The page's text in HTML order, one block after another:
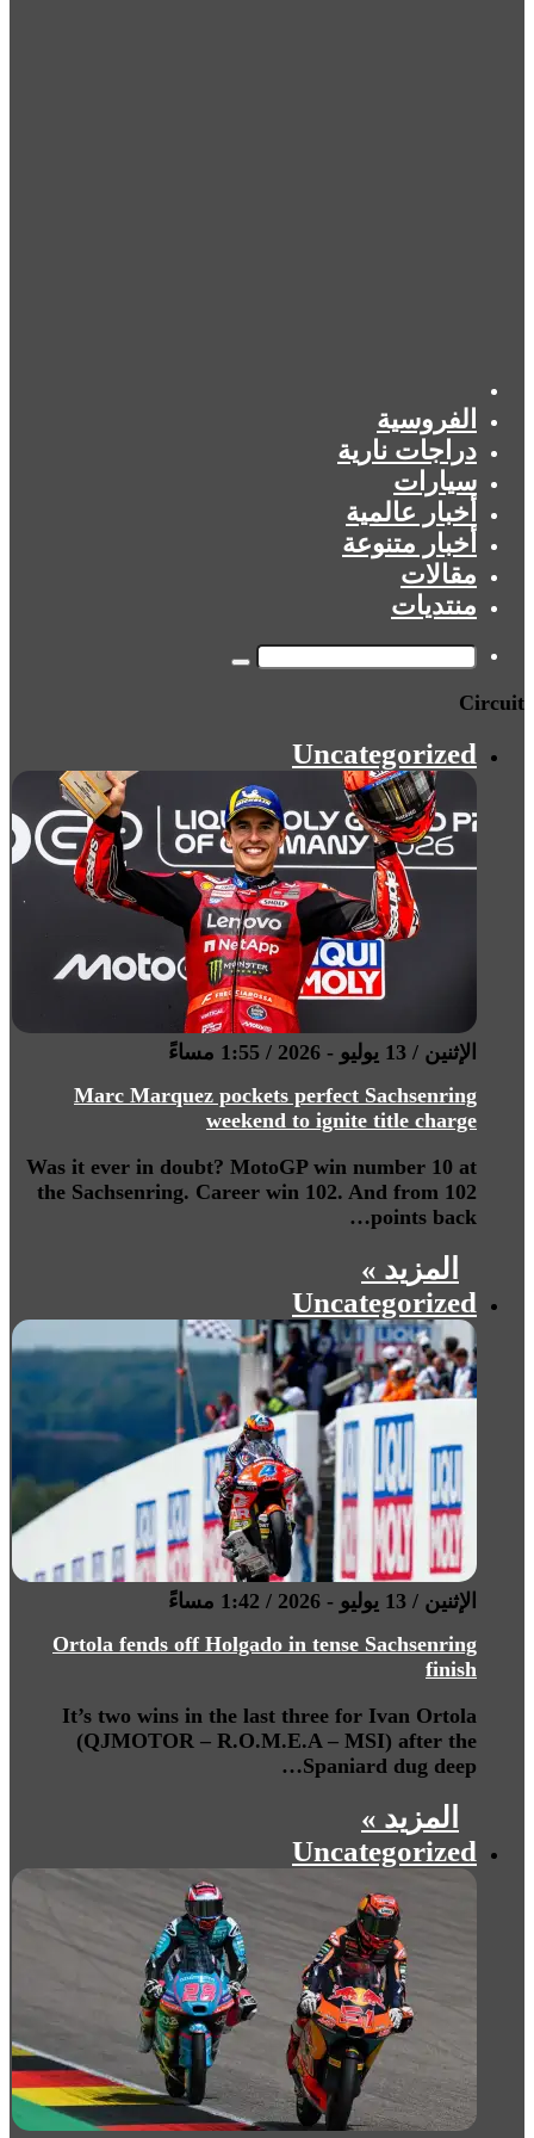
الفروسية
دراجات نارية
سيارات
أخبار عالمية
أخبار متنوعة
مقالات
منتديات
Circuit
Uncategorized
الإثنين / 13 يوليو - 2026 / 1:55 مساءً
Marc Marquez pockets perfect Sachsenring
weekend to ignite title charge
Was it ever in doubt? MotoGP win number 10 at
the Sachsenring. Career win 102. And from 102
points back…
المزيد »
Uncategorized
الإثنين / 13 يوليو - 2026 / 1:42 مساءً
Ortola fends off Holgado in tense Sachsenring
finish
It’s two wins in the last three for Ivan Ortola
(QJMOTOR – R.O.M.E.A – MSI) after the
Spaniard dug deep…
المزيد »
Uncategorized